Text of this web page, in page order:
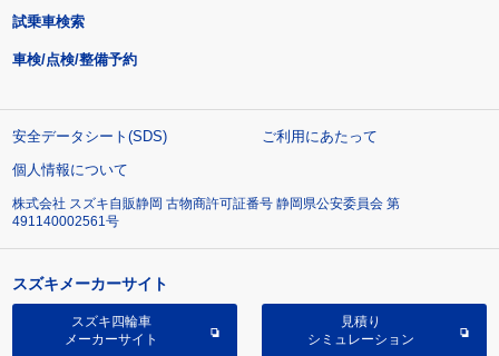
試乗車検索
車検/点検/整備予約
安全データシート(SDS)
ご利用にあたって
個人情報について
株式会社 スズキ自販静岡 古物商許可証番号 静岡県公安委員会 第
491140002561号
スズキメーカーサイト
スズキ四輪車
メーカーサイト
見積り
シミュレーション